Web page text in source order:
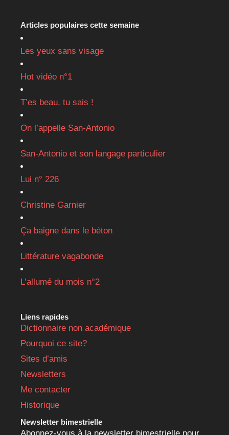
Articles populaires cette semaine
Les yeux sans visage
Hot vidéo n°1
T’es beau, tu sais !
On l’appelle San-Antonio
San-Antonio et son langage particulier
Lui n° 226
Christine Garnier
Ça baigne dans le béton
Littérature vagabonde
L’allumé du mois n°2
Liens rapides
Dictionnaire non académique
Pourquoi ce site?
Sites d’amis
Newsletters
Me contacter
Historique
Newsletter bimestrielle